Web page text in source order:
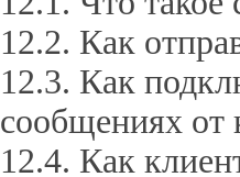
Как
Как
сообщениях от
Как